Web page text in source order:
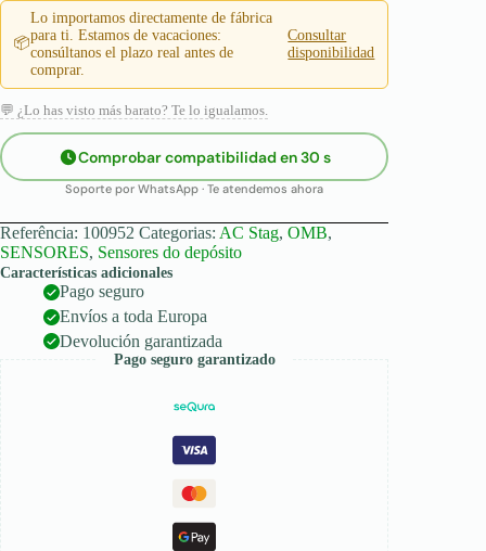
combustível,
sensor
de
nível)
WPGH-
1
📦
Lo importamos directamente de fábrica
para ti. Estamos de vacaciones:
consúltanos el plazo real antes de
comprar.
Consultar
disponibilidad
💬 ¿Lo has visto más barato? Te lo igualamos.
Comprobar compatibilidad en 30 s
Soporte por WhatsApp · Te atendemos ahora
Referência: 100952 Categorias: AC Stag, OMB,
SENSORES, Sensores do depósito
Características adicionales
Pago seguro
Envíos a toda Europa
Devolución garantizada
Pago seguro garantizado